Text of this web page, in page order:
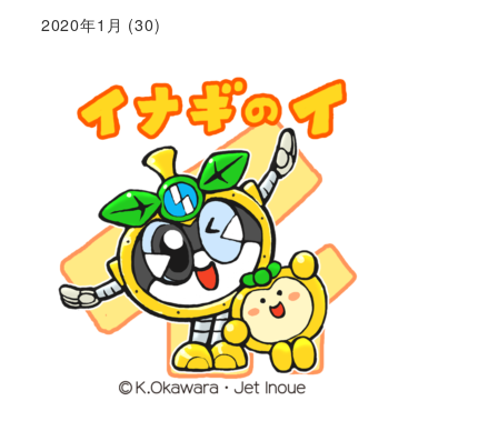
2020年1月 (30)